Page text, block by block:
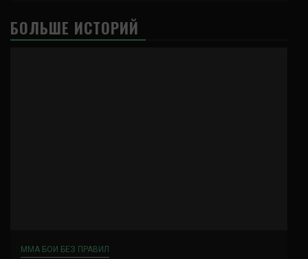
БОЛЬШЕ ИСТОРИЙ
ММА БОИ БЕЗ ПРАВИЛ